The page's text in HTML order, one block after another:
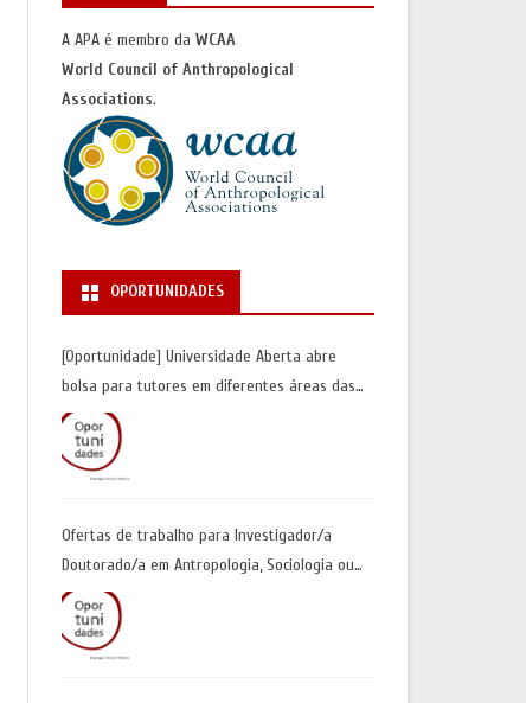
A APA é membro da WCAA
World Council of Anthropological
Associations.
OPORTUNIDADES
[Oportunidade] Universidade Aberta abre
bolsa para tutores em diferentes áreas das
Ciências Sociais | Inscrições até 30 de junho
Ofertas de trabalho para Investigador/a
Doutorado/a em Antropologia, Sociologia ou
Geografia Humana| Universidade de Coimbra |
Candidaturas até 29 de maio 2026